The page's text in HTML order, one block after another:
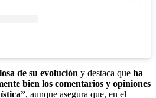
de su evolución y destaca que ha
bien los comentarios y opiniones
, aunque asegura que, en el